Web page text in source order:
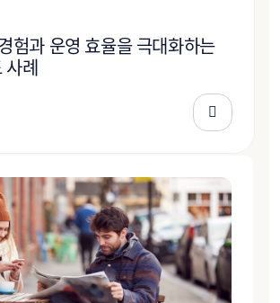
험과 운영 효율을 극대화하는
례